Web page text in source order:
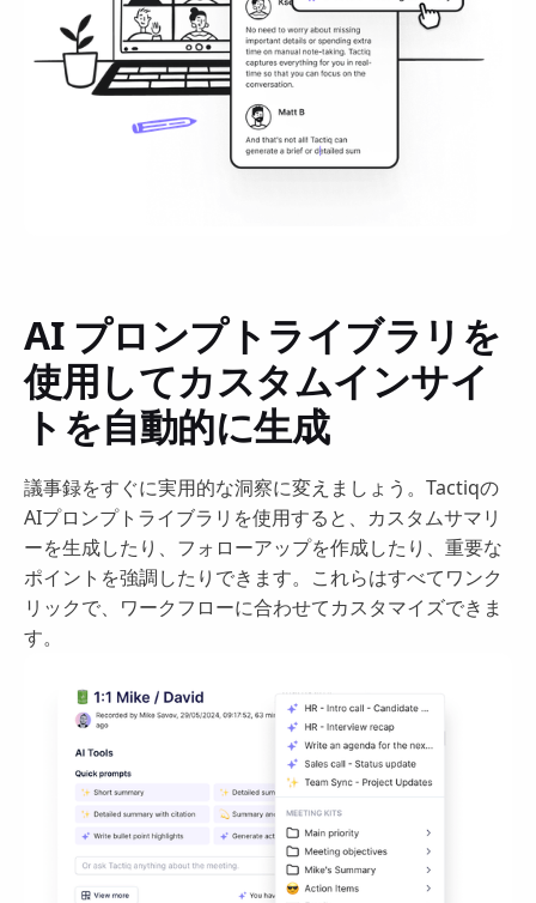
AI プロンプトライブラリを
使用してカスタムインサイ
トを自動的に生成
議事録をすぐに実用的な洞察に変えましょう。Tactiqの
AIプロンプトライブラリを使用すると、カスタムサマリ
ーを生成したり、フォローアップを作成したり、重要な
ポイントを強調したりできます。これらはすべてワンク
リックで、ワークフローに合わせてカスタマイズできま
す。